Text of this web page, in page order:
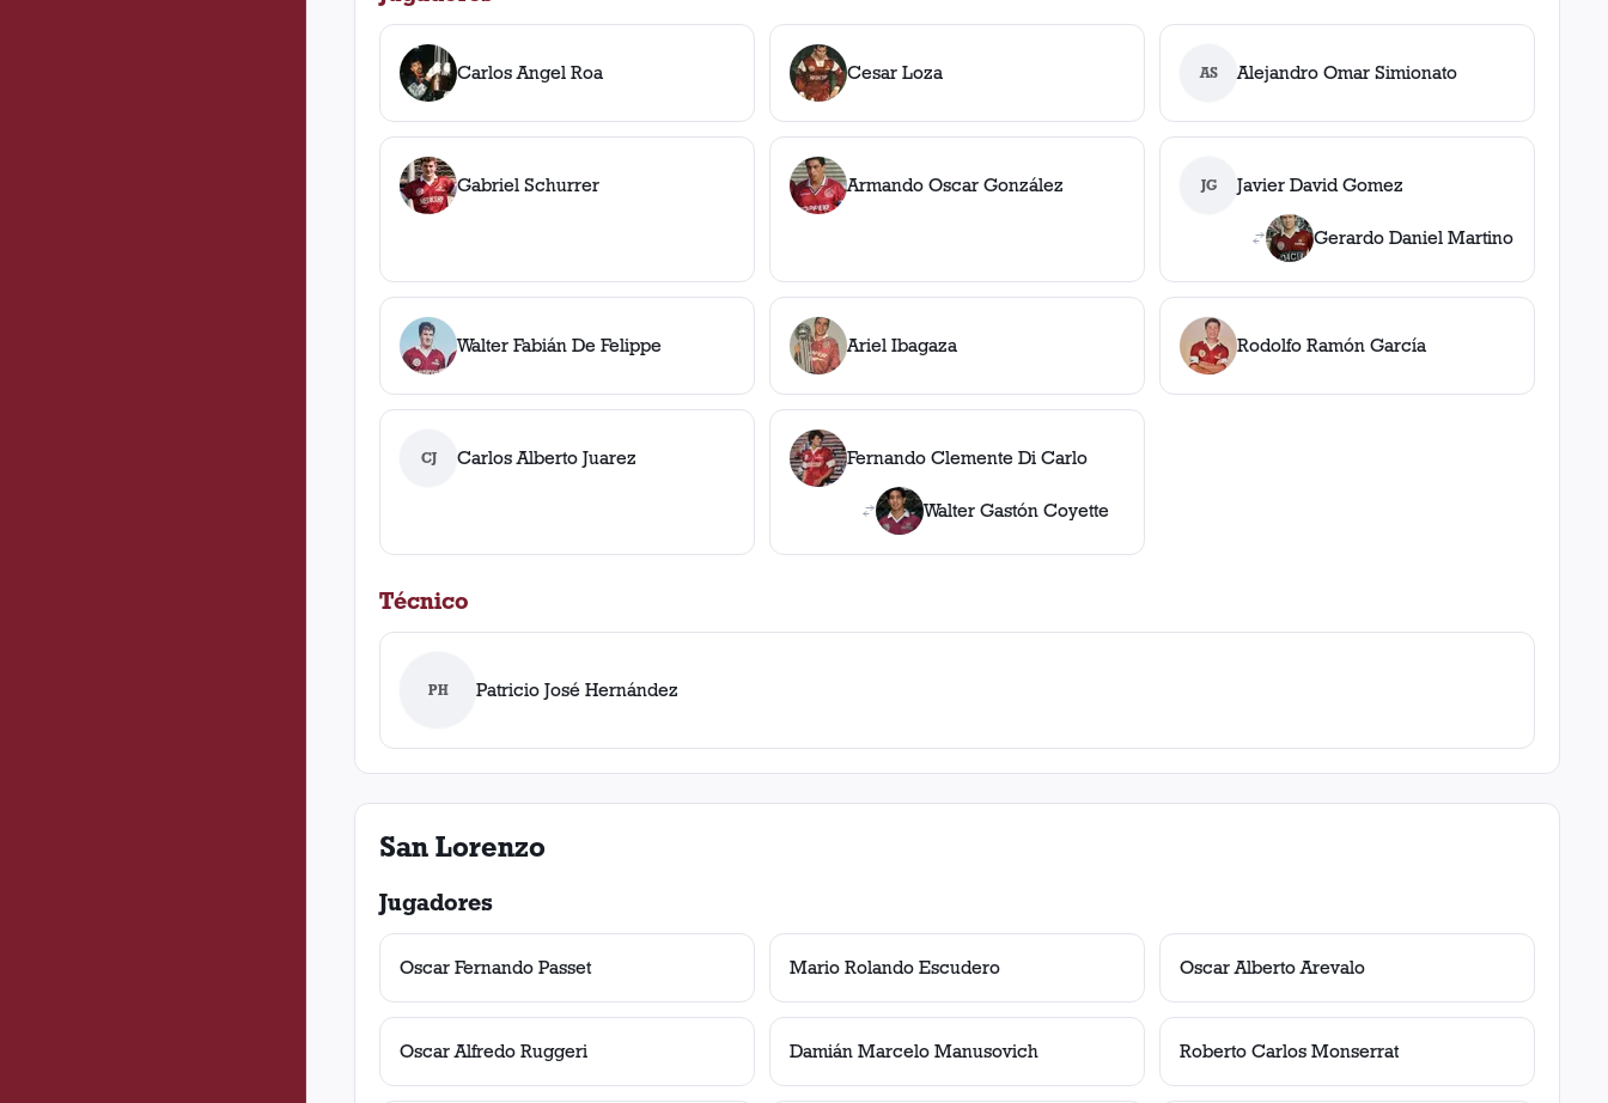
Carlos Angel Roa Cesar Loza AS Alejandro Omar Simionato
Gabriel Schurrer Armando Oscar González JG Javier David Gomez
Gerardo Daniel Martino
Walter Fabián De Felippe Ariel Ibagaza Rodolfo Ramón García
CJ Carlos Alberto Juarez Fernando Clemente Di Carlo
Walter Gastón Coyette
Técnico
PH Patricio José Hernández
San Lorenzo
Jugadores
Oscar Fernando Passet Mario Rolando Escudero Oscar Alberto Arevalo
Oscar Alfredo Ruggeri Damián Marcelo Manusovich Roberto Carlos Monserrat